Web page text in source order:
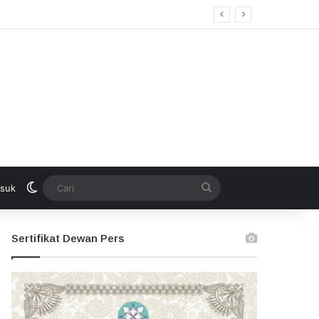
Switch skin
Sertifikat Dewan Pers